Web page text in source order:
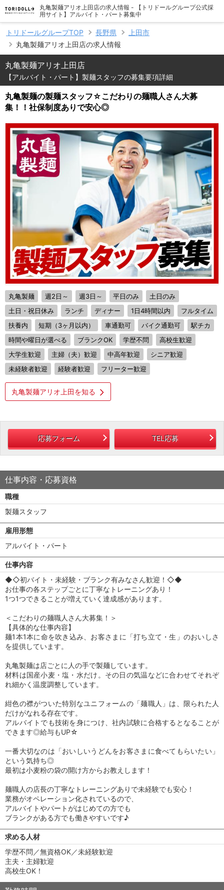
丸亀製麺アリオ上田店の求人情報 - 【トリドールグループ公式採
用サイト】アルバイト・パート募集中
トリドールグループTOP 長野県
上田市
丸亀製麺アリオ上田店の求人情報
丸亀製麺アリオ上田店
【アルバイト・パート】製麺スタッフの募集要項詳細
丸亀製麺の製麺スタッフ☆こだわりの麺職人さん大募
集！！社保制度ありで安心◎
丸亀製麺 週2日～ 週3日～ 平日のみ
土日のみ
土日・祝日休み
ランチ ディナー 1日4時間以内
フルタイム
扶養内
短期（3ヶ月以内） 車通勤可 バイク通勤可
駅チカ
時間や曜日が選べる
ブランクOK 学歴不問
高校生歓迎
大学生歓迎
主婦（夫）歓迎 中高年歓迎
シニア歓迎
未経験者歓迎
経験者歓迎 フリーター歓迎
丸亀製麺アリオ上田を知る
応募フォーム TEL応募
仕事内容・応募資格
職種
製麺スタッフ
雇用形態
アルバイト・パート
仕事内容
◆◇初バイト・未経験・ブランク有みなさん歓迎！◇◆
お仕事の各ステップごとに丁寧なトレーニングあり！
1つ1つできることが増えていく達成感があります。
＜こだわりの麺職人さん大募集！＞
【具体的な仕事内容】
麺1本1本に命を吹き込み、お客さまに「打ち立て・生」のおいしさ
を提供しています。
丸亀製麺は店ごとに人の手で製麺しています。
材料は国産小麦・塩・水だけ。その日の気温などに合わせてそれぞ
れ細かく温度調整しています。
紺色の襟がついた特別なユニフォームの「麺職人」は、限られた人
だけがなれる存在です。
アルバイトでも技術を身につけ、社内試験に合格するとなることが
できます◎給与もUP☆
一番大切なのは「おいしいうどんをお客さまに食べてもらいたい」
という気持ち◎
最初は小麦粉の袋の開け方からお教えします！
麺職人の店長の丁寧なトレーニングありで未経験でも安心！
業務がオペレーション化されているので、
アルバイトやパートがはじめての方でも
ブランクがある方でも働きやすいです♪
求める人材
学歴不問／無資格OK／未経験歓迎
主夫・主婦歓迎
高校生OK！